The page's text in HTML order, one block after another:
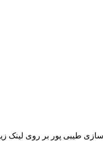
طیبی پور بر روی لینک